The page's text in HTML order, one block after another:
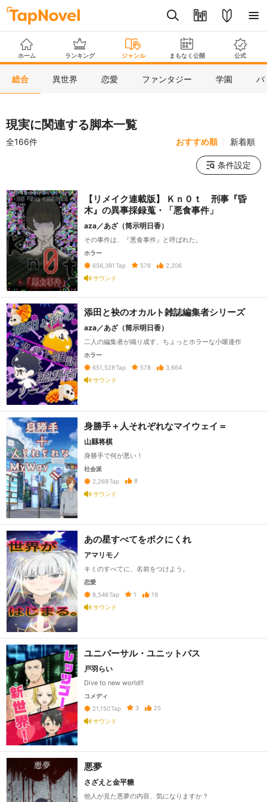
ホーム ランキング ジャンル まもなく公開 公式
総合 異世界 恋愛 ファンタジー 学園 バ
現実に関連する脚本一覧
全166件 おすすめ順 新着順
条件設定
【リメイク連載版】 Ｋｎ０ｔ 刑事『昏
木』の異事採録蒐・「悪食事件」
aza／あざ（筒示明日香）
その事件は、『悪食事件』と呼ばれた。
ホラー
656,391 Tap 576
2,206
サウンド
添田と袂のオカルト雑誌編集者シリーズ
aza／あざ（筒示明日香）
二人の編集者が織り成す、ちょっとホラーな小噺連作
ホラー
651,528Tap 578
3,664
サウンド
身勝手＋人それぞれなマイウェイ＝
山縣将棋
身勝手で何が悪い！
社会派
2,269Tap
8
サウンド
あの星すべてをボクにくれ
アマリモノ
キミのすべてに、名前をつけよう。
恋愛
8,546Tap 1
19
サウンド
ユニバーサル・ユニットバス
戸羽らい
Dive to new world!!
コメディ
21,150Tap 3
25
サウンド
悪夢
さざえと金平糖
他人が見た悪夢の内容、気になりますか？